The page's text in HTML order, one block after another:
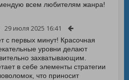
всем любителям жанра!
29 июля 2025 16:41
с первых минут! Красочная
уровни делают
захватывающим.
в себе элементы стратегии
что приносит